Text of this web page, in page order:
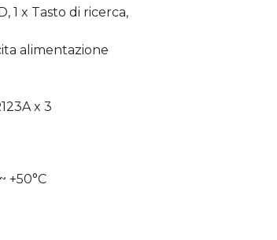
1 x Tasto di ricerca,
alimentazione
x 3
+50°C